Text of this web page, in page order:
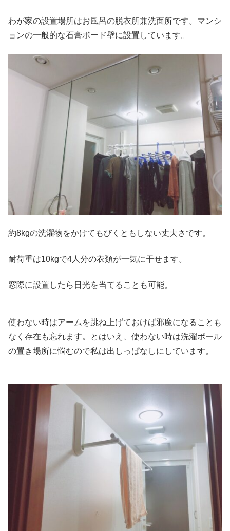
わが家の設置場所はお風呂の脱衣所兼洗面所です。マンシ
ョンの一般的な石膏ボード壁に設置しています。
約8kgの洗濯物をかけてもびくともしない丈夫さです。
耐荷重は10kgで4人分の衣類が一気に干せます。
窓際に設置したら日光を当てることも可能。
使わない時はアームを跳ね上げておけば邪魔になることも
なく存在も忘れます。とはいえ、使わない時は洗濯ポール
の置き場所に悩むので私は出しっぱなしにしています。